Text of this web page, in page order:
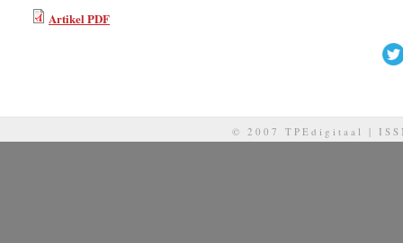
Artikel PDF
© 2007 TPEdigitaal |